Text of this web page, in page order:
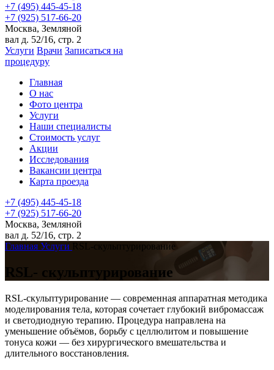
+7 (495) 445-45-18
+7 (925) 517-66-20
Москва, Земляной
вал д. 52/16, стр. 2
Услуги Врачи Записаться на
процедуру
Главная
О нас
Фото центра
Услуги
Наши специалисты
Стоимость услуг
Акции
Исследования
Вакансии центра
Карта проезда
+7 (495) 445-45-18
+7 (925) 517-66-20
Москва, Земляной
вал д. 52/16, стр. 2
Главная Услуги RSL-скульптурирование
RSL- скульптурирование
RSL-скульптурирование — современная аппаратная методика
моделирования тела, которая сочетает глубокий вибромассаж
и светодиодную терапию. Процедура направлена на
уменьшение объёмов, борьбу с целлюлитом и повышение
тонуса кожи — без хирургического вмешательства и
длительного восстановления.